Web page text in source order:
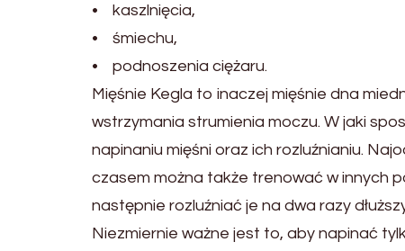
• kaszlnięcia,
• śmiechu,
• podnoszenia ciężaru.
Mięśnie Kegla to inaczej mięśnie dna
wstrzymania strumienia moczu. W jaki
napinaniu mięśni oraz ich rozluźnianiu.
czasem można także trenować w innych
następnie rozluźniać je na dwa razy
Niezmiernie ważne jest to, aby napinać